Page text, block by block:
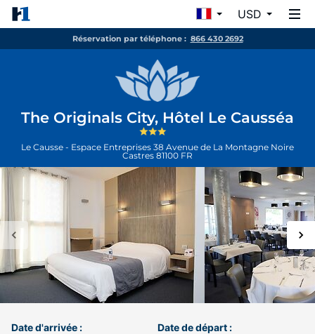
USD
Réservation par téléphone : 866 430 2692
The Originals City, Hôtel Le Causséa
Le Causse - Espace Entreprises 38 Avenue de La Montagne Noire
Castres 81100 FR
Date d'arrivée : Date de départ :